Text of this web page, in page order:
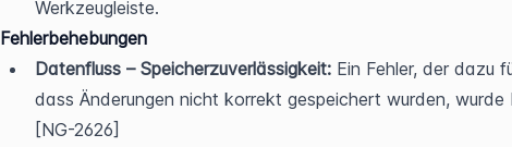
Werkzeugleiste.
Fehlerbehebungen
Datenfluss – Speicherzuverlässigkeit: Ein Fehler, der dazu
dass Änderungen nicht korrekt gespeichert wurden, wurde
[NG-2626]